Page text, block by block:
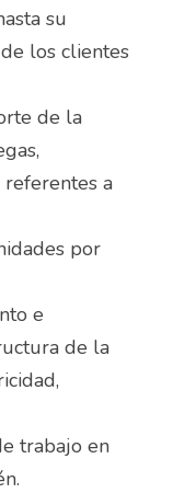
su
los clientes
de la
referentes a
por
e
de la
trabajo en